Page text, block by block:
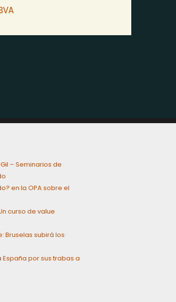
– Seminarios de
en la OPA sobre el
curso de value
Bruselas subirá los
por sus trabas a